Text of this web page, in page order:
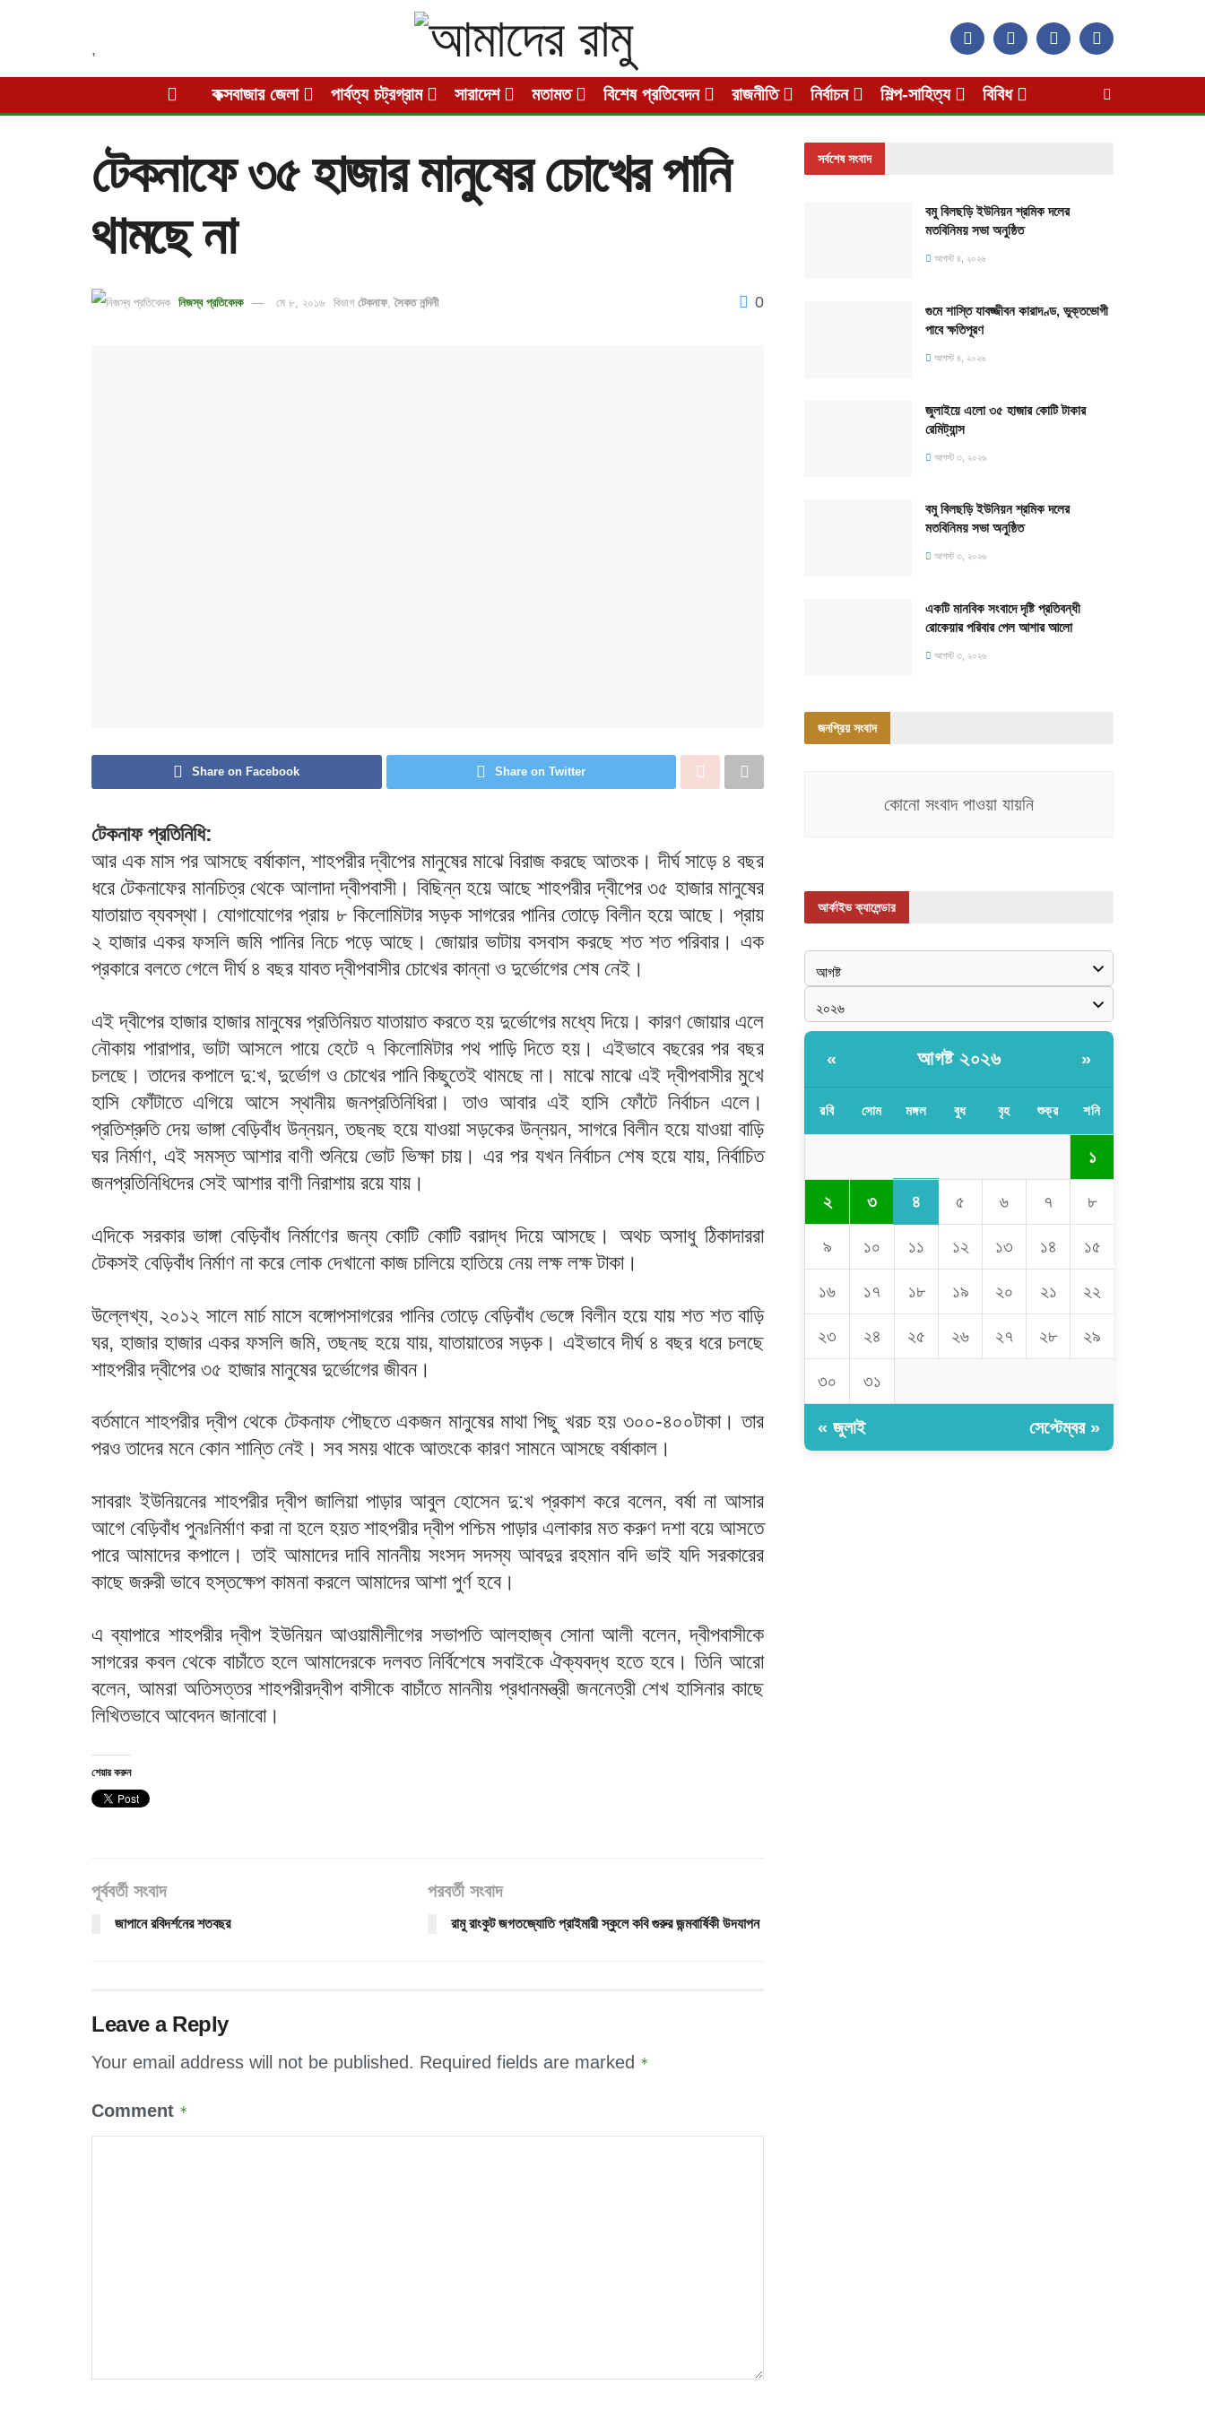
,
কক্সবাজার জেলা পার্বত্য চট্রগ্রাম সারাদেশ মতামত বিশেষ প্রতিবেদন রাজনীতি নির্বাচন শিল্প-সাহিত্য বিবিধ
টেকনাফে ৩৫ হাজার মানুষের চোখের পানি
থামছে না
নিজস্ব প্রতিবেদক মে ৮, ২০১৬ বিভাগ টেকনাফ ,সৈকত নন্দিনী 0
Share on Facebook Share on Twitter
টেকনাফ প্রতিনিধি:
আর এক মাস পর আসছে বর্ষাকাল, শাহপরীর দ্বীপের মানুষের মাঝে বিরাজ করছে আতংক। দীর্ঘ সাড়ে ৪ বছর
ধরে টেকনাফের মানচিত্র থেকে আলাদা দ্বীপবাসী। বিছিন্ন হয়ে আছে শাহপরীর দ্বীপের ৩৫ হাজার মানুষের
যাতায়াত ব্যবস্থা। যোগাযোগের প্রায় ৮ কিলোমিটার সড়ক সাগরের পানির তোড়ে বিলীন হয়ে আছে। প্রায়
২ হাজার একর ফসলি জমি পানির নিচে পড়ে আছে। জোয়ার ভাটায় বসবাস করছে শত শত পরিবার। এক
প্রকারে বলতে গেলে দীর্ঘ ৪ বছর যাবত দ্বীপবাসীর চোখের কান্না ও দুর্ভোগের শেষ নেই।
এই দ্বীপের হাজার হাজার মানুষের প্রতিনিয়ত যাতায়াত করতে হয় দুর্ভোগের মধ্যে দিয়ে। কারণ জোয়ার এলে
নৌকায় পারাপার, ভাটা আসলে পায়ে হেটে ৭ কিলোমিটার পথ পাড়ি দিতে হয়। এইভাবে বছরের পর বছর
চলছে। তাদের কপালে দু:খ, দুর্ভোগ ও চোখের পানি কিছুতেই থামছে না। মাঝে মাঝে এই দ্বীপবাসীর মুখে
হাসি ফোঁটাতে এগিয়ে আসে স্থানীয় জনপ্রতিনিধিরা। তাও আবার এই হাসি ফোঁটে নির্বাচন এলে।
প্রতিশ্রুতি দেয় ভাঙ্গা বেড়িবাঁধ উন্নয়ন, তছনছ হয়ে যাওয়া সড়কের উন্নয়ন, সাগরে বিলীন হয়ে যাওয়া বাড়ি
ঘর নির্মাণ, এই সমস্ত আশার বাণী শুনিয়ে ভোট ভিক্ষা চায়। এর পর যখন নির্বাচন শেষ হয়ে যায়, নির্বাচিত
জনপ্রতিনিধিদের সেই আশার বাণী নিরাশায় রয়ে যায়।
এদিকে সরকার ভাঙ্গা বেড়িবাঁধ নির্মাণের জন্য কোটি কোটি বরাদ্ধ দিয়ে আসছে। অথচ অসাধু ঠিকাদাররা
টেকসই বেড়িবাঁধ নির্মাণ না করে লোক দেখানো কাজ চালিয়ে হাতিয়ে নেয় লক্ষ লক্ষ টাকা।
উল্লেখ্য, ২০১২ সালে মার্চ মাসে বঙ্গোপসাগরের পানির তোড়ে বেড়িবাঁধ ভেঙ্গে বিলীন হয়ে যায় শত শত বাড়ি
ঘর, হাজার হাজার একর ফসলি জমি, তছনছ হয়ে যায়, যাতায়াতের সড়ক। এইভাবে দীর্ঘ ৪ বছর ধরে চলছে
শাহপরীর দ্বীপের ৩৫ হাজার মানুষের দুর্ভোগের জীবন।
বর্তমানে শাহপরীর দ্বীপ থেকে টেকনাফ পৌছতে একজন মানুষের মাথা পিছু খরচ হয় ৩০০-৪০০টাকা। তার
পরও তাদের মনে কোন শান্তি নেই। সব সময় থাকে আতংকে কারণ সামনে আসছে বর্ষাকাল।
সাবরাং ইউনিয়নের শাহপরীর দ্বীপ জালিয়া পাড়ার আবুল হোসেন দু:খ প্রকাশ করে বলেন, বর্ষা না আসার
আগে বেড়িবাঁধ পুনঃনির্মাণ করা না হলে হয়ত শাহপরীর দ্বীপ পশ্চিম পাড়ার এলাকার মত করুণ দশা বয়ে আসতে
পারে আমাদের কপালে। তাই আমাদের দাবি মাননীয় সংসদ সদস্য আবদুর রহমান বদি ভাই যদি সরকারের
কাছে জরুরী ভাবে হস্তক্ষেপ কামনা করলে আমাদের আশা পুর্ণ হবে।
এ ব্যাপারে শাহপরীর দ্বীপ ইউনিয়ন আওয়ামীলীগের সভাপতি আলহাজ্ব সোনা আলী বলেন, দ্বীপবাসীকে
সাগরের কবল থেকে বাচাঁতে হলে আমাদেরকে দলবত নির্বিশেষে সবাইকে ঐক্যবদ্ধ হতে হবে। তিনি আরো
বলেন, আমরা অতিসত্তর শাহপরীরদ্বীপ বাসীকে বাচাঁতে মাননীয় প্রধানমন্ত্রী জননেত্রী শেখ হাসিনার কাছে
লিখিতভাবে আবেদন জানাবো।
শেয়ার করুন
পূর্ববর্তী সংবাদ
জাপানে রবিদর্শনের শতবছর
পরবর্তী সংবাদ
রামু রাংকুট জগতজ্যোতি প্রাইমারী স্কুলে কবি গুরুর জন্মবার্ষিকী উদযাপন
Leave a Reply
Your email address will not be published. Required fields are marked *
Comment *
সর্বশেষ সংবাদ
বমু বিলছড়ি ইউনিয়ন শ্রমিক দলের
মতবিনিময় সভা অনুষ্ঠিত
আগস্ট ৪, ২০২৬
গুমে শাস্তি যাবজ্জীবন কারাদণ্ড, ভুক্তভোগী
পাবে ক্ষতিপূরণ
আগস্ট ৪, ২০২৬
জুলাইয়ে এলো ৩৫ হাজার কোটি টাকার
রেমিট্যান্স
আগস্ট ৩, ২০২৬
বমু বিলছড়ি ইউনিয়ন শ্রমিক দলের
মতবিনিময় সভা অনুষ্ঠিত
আগস্ট ৩, ২০২৬
একটি মানবিক সংবাদে দৃষ্টি প্রতিবন্ধী
রোকেয়ার পরিবার পেল আশার আলো
আগস্ট ৩, ২০২৬
জনপ্রিয় সংবাদ
কোনো সংবাদ পাওয়া যায়নি
আর্কাইভ ক্যালেন্ডার
« আগষ্ট ২০২৬ »
রবি সোম মঙ্গল বুধ বৃহ শুক্র শনি
১
২ ৩ ৪ ৫ ৬ ৭ ৮
৯ ১০ ১১ ১২ ১৩ ১৪ ১৫
১৬ ১৭ ১৮ ১৯ ২০ ২১ ২২
২৩ ২৪ ২৫ ২৬ ২৭ ২৮ ২৯
৩০ ৩১
« জুলাই সেপ্টেম্বর »